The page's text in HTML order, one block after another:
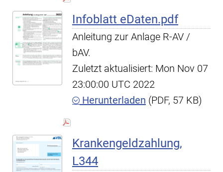
Infoblatt eDaten.pdf
Anleitung zur Anlage R-AV /
bAV.
Zuletzt aktualisiert: Mon Nov 07
23:00:00 UTC 2022
Herunterladen (PDF, 57 KB)
Krankengeldzahlung,
L344